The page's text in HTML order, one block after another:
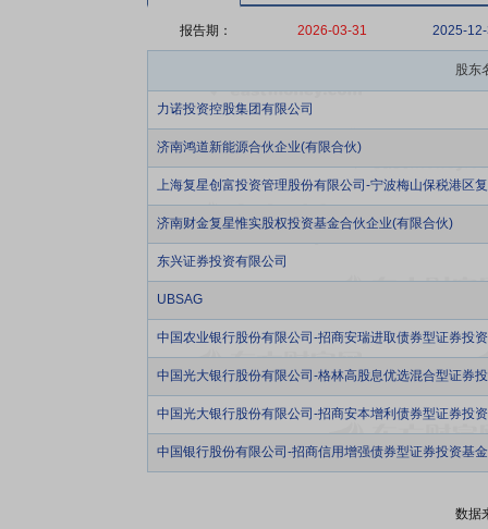
报告期： 2026-03-31 2025-
股东
力诺投资控股集团有限公司
济南鸿道新能源合伙企业(有限合伙)
上海复星创富投资管理股份有限公司-宁波梅山保税港区
济南财金复星惟实股权投资基金合伙企业(有限合伙)
东兴证券投资有限公司
UBSAG
中国农业银行股份有限公司-招商安瑞进取债券型证券投
中国光大银行股份有限公司-格林高股息优选混合型证券
中国光大银行股份有限公司-招商安本增利债券型证券投
中国银行股份有限公司-招商信用增强债券型证券投资基金
数据